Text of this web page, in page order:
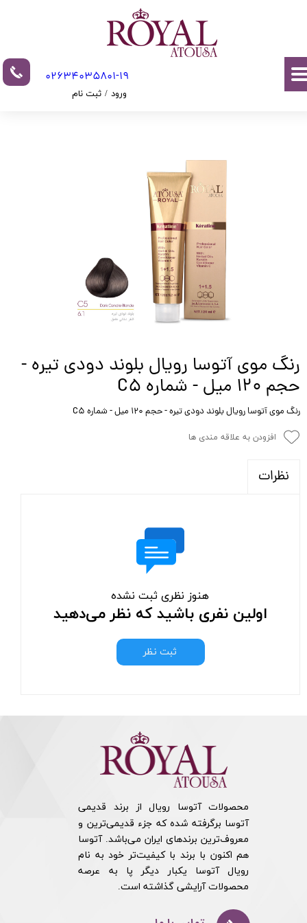
02634035801-19​​​​​​​​​​​​​​
ورود / ثبت نام
تغییر گذر واژه
سفارشات
رنگ موی آتوسا رویال بلوند دودی تیره -
حجم ۱۲۰ میل - شماره C5
رنگ موی آتوسا رویال بلوند دودی تیره - حجم ۱۲۰ میل - شماره C5
افزودن به علاقه مندی ها
نظرات
هنوز نظری ثبت نشده
اولین نفری باشید که نظر می‌دهید
ثبت نظر
محصولات آتوسا رویال از برند قدیمی
آتوسا برگرفته شده که جزء قدیمی‌ترین و
معروف‌ترین برندهای ایران می‌باشد. آتوسا
هم اکنون با برند با کیفیت‌تر خود به نام
رویال آتوسا یکبار دیگر پا به عرصه
محصولات آرایشی گذاشته است.​​​​​​​